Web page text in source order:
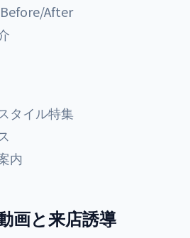
After
タイル特集
内
と来店誘導